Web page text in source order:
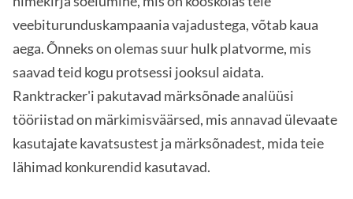
veebiturunduskampaania vajadustega, võtab kaua
aega. Õnneks on olemas suur hulk platvorme, mis
saavad teid kogu protsessi jooksul aidata.
Ranktracker'i pakutavad märksõnade analüüsi
tööriistad on märkimisväärsed, mis annavad ülevaate
kasutajate kavatsustest ja märksõnadest, mida teie
lähimad konkurendid kasutavad.